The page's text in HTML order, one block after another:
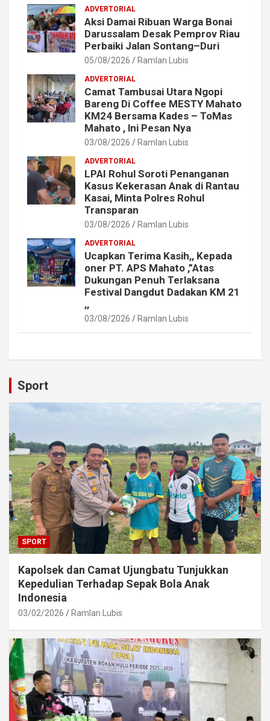
ADVERTORIAL
Aksi Damai Ribuan Warga Bonai
Darussalam Desak Pemprov Riau
Perbaiki Jalan Sontang–Duri
05/08/2026 Ramlan Lubis
ADVERTORIAL
Camat Tambusai Utara Ngopi
Bareng Di Coffee MESTY Mahato
KM24 Bersama Kades – ToMas
Mahato , lni Pesan Nya
03/08/2026 Ramlan Lubis
ADVERTORIAL
LPAI Rohul Soroti Penanganan
Kasus Kekerasan Anak di Rantau
Kasai, Minta Polres Rohul
Transparan
03/08/2026 Ramlan Lubis
ADVERTORIAL
Ucapkan Terima Kasih,, Kepada
oner PT. APS Mahato ,”Atas
Dukungan Penuh Terlaksana
Festival Dangdut Dadakan KM 21
,,
03/08/2026 Ramlan Lubis
Sport
SPORT
Kapolsek dan Camat Ujungbatu Tunjukkan
Kepedulian Terhadap Sepak Bola Anak
Indonesia
03/02/2026 Ramlan Lubis